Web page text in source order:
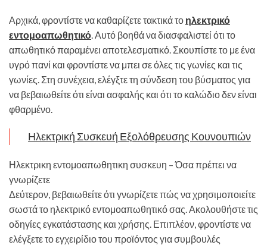
Αρχικά, φροντίστε να καθαρίζετε τακτικά το ηλεκτρικό
εντομοαπωθητικό. Αυτό βοηθά να διασφαλιστεί ότι το
απωθητικό παραμένει αποτελεσματικό. Σκουπίστε το με ένα
υγρό πανί και φροντίστε να μπει σε όλες τις γωνίες και τις
γωνίες. Στη συνέχεια, ελέγξτε τη σύνδεση του βύσματος για
να βεβαιωθείτε ότι είναι ασφαλής και ότι το καλώδιο δεν είναι
φθαρμένο.
Ηλεκτρική Συσκευή Εξολόθρευσης Κουνουπιών
Ηλεκτρικη εντομοαπωθητικη συσκευη – Όσα πρέπει να
γνωρίζετε
Δεύτερον, βεβαιωθείτε ότι γνωρίζετε πώς να χρησιμοποιείτε
σωστά το ηλεκτρικό εντομοαπωθητικό σας. Ακολουθήστε τις
οδηγίες εγκατάστασης και χρήσης. Επιπλέον, φροντίστε να
ελέγξετε το εγχειρίδιο του προϊόντος για συμβουλές